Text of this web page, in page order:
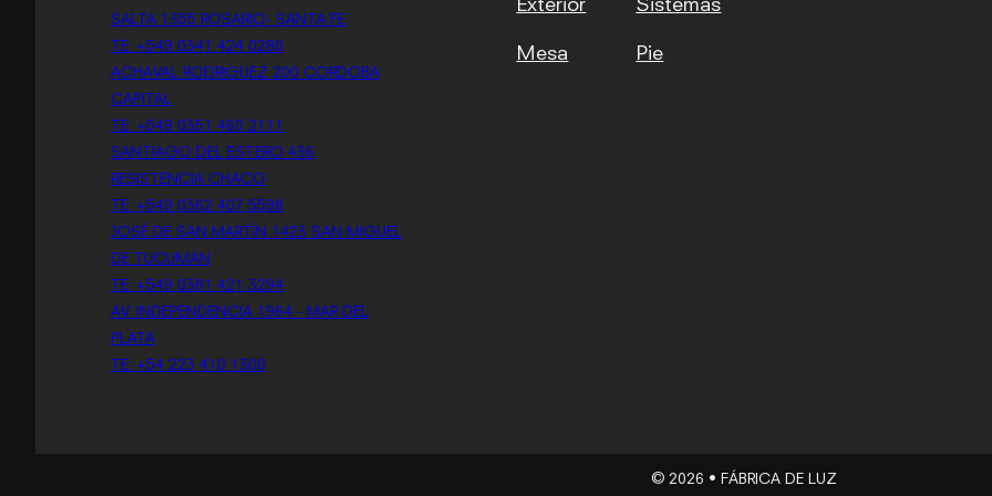
SALTA 1355 ROSARIO- SANTA FE
TE: +549 0341 424 0280
ACHAVAL RODRIGUEZ 200 CORDOBA
CAPITAL
TE: +549 0351 460 2111
SANTIAGO DEL ESTERO 436
RESISTENCIA CHACO
TE: +549 0362 407 5598
JOSÉ DE SAN MARTÍN 1423 SAN MIGUEL
DE TUCUMÁN
TE: +549 0381 421 3294
AV. INDEPENDENCIA 1964 - MAR DEL
PLATA
TE: +54 223 410 1300
Exterior Sistemas
Mesa Pie
© 2026 • FÁBRICA DE LUZ